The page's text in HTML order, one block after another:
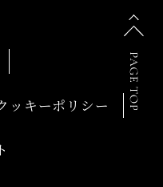
ッキーポリシー